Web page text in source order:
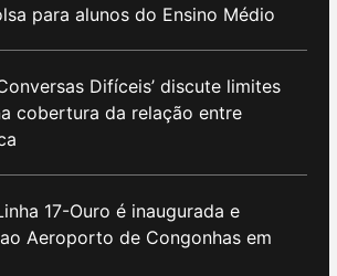
para alunos do Ensino Médio
Difíceis’ discute limites
cobertura da relação entre
17-Ouro é inaugurada e
Aeroporto de Congonhas em